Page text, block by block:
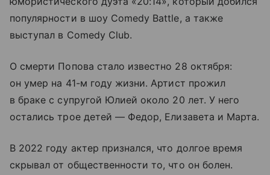
популярности в шоу Comedy Battle, а также
выступал в Comedy Club.
О смерти Попова стало известно 28 октября:
он умер на 41-м году жизни. Артист прожил
в браке с супругой Юлией около 20 лет. У него
остались трое детей — Федор, Елизавета и Марта.
В 2022 году актер признался, что долгое время
скрывал от общественности то, что он болен.